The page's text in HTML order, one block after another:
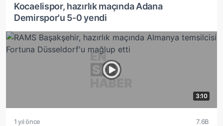
Kocaelispor, hazırlık maçında Adana
Demirspor'u 5-0 yendi
3:10
1 yıl önce 7.6B